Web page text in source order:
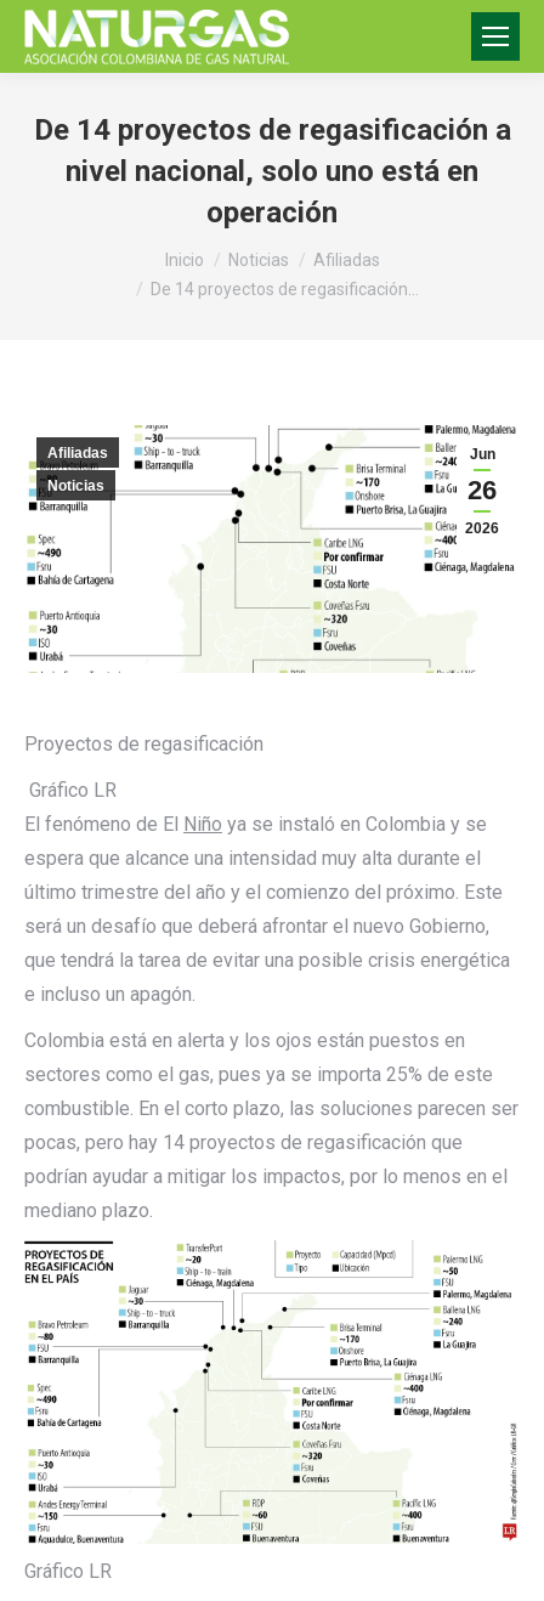
De 14 proyectos de regasificación a
nivel nacional, solo uno está en
operación
Inicio Noticias
Afiliadas
De 14 proyectos de regasificación…
Jun
26
2026
Afiliadas
Noticias
Proyectos de regasificación
Gráfico LR
El fenómeno de El Niño ya se instaló en Colombia y se
espera que alcance una intensidad muy alta durante el
último trimestre del año y el comienzo del próximo. Este
será un desafío que deberá afrontar el nuevo Gobierno,
que tendrá la tarea de evitar una posible crisis energética
e incluso un apagón.
Colombia está en alerta y los ojos están puestos en
sectores como el gas, pues ya se importa 25% de este
combustible. En el corto plazo, las soluciones parecen ser
pocas, pero hay 14 proyectos de regasificación que
podrían ayudar a mitigar los impactos, por lo menos en el
mediano plazo.
Gráfico LR